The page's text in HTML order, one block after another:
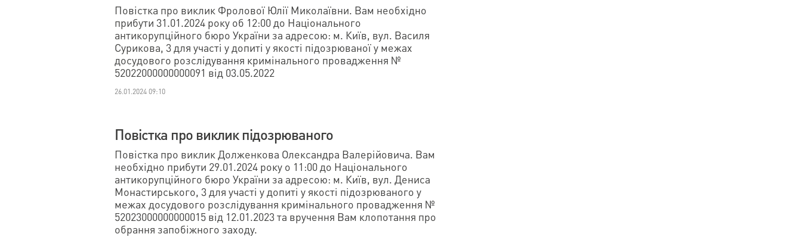
Повістка про виклик Фролової Юлії Миколаївни. Вам необхідно
прибути 31.01.2024 року об 12:00 до Національного
антикорупційного бюро України за адресою: м. Київ, вул. Василя
Сурикова, 3 для участі у допиті у якості підозрюваної у межах
досудового розслідування кримінального провадження №
52022000000000091 від 03.05.2022
26.01.2024 09:10
Повістка про виклик підозрюваного
Повістка про виклик Долженкова Олександра Валерійовича. Вам
необхідно прибути 29.01.2024 року о 11:00 до Національного
антикорупційного бюро України за адресою: м. Київ, вул. Дениса
Монастирського, 3 для участі у допиті у якості підозрюваного у
межах досудового розслідування кримінального провадження №
52023000000000015 від 12.01.2023 та вручення Вам клопотання про
обрання запобіжного заходу.